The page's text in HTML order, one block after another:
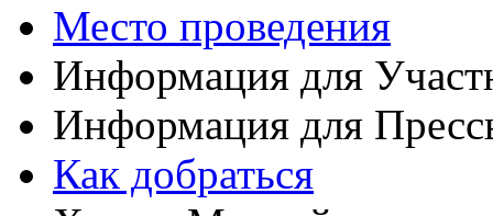
Место проведения
Информация для
Информация для
Как добраться